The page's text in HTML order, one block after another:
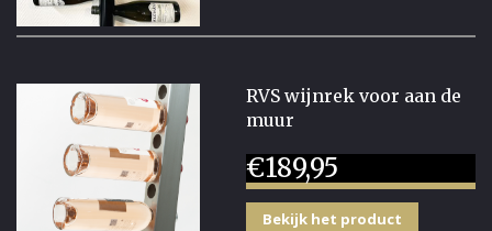
RVS wijnrek voor aan de
muur
€189,95
Bekijk het product